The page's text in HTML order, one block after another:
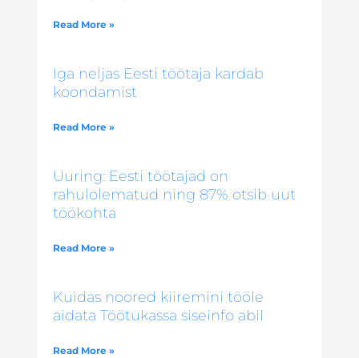
Read More »
Iga neljas Eesti töötaja kardab
koondamist
Read More »
Uuring: Eesti töötajad on
rahulolematud ning 87% otsib uut
töökohta
Read More »
Kuidas noored kiiremini tööle
aidata Töötukassa siseinfo abil
Read More »